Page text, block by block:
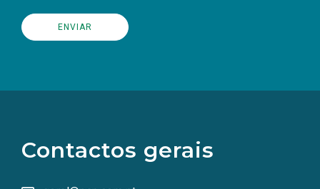
Contactos gerais
redes
sociais
numa